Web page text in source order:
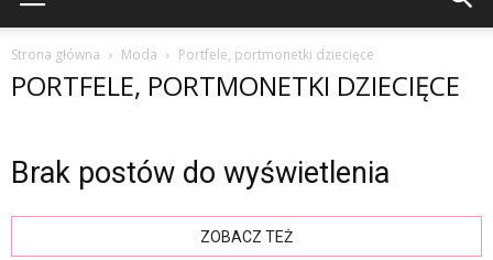
Strona główna Moda Portfele, portmonetki dziecięce
PORTFELE, PORTMONETKI DZIECIĘCE
Brak postów do wyświetlenia
ZOBACZ TEŻ